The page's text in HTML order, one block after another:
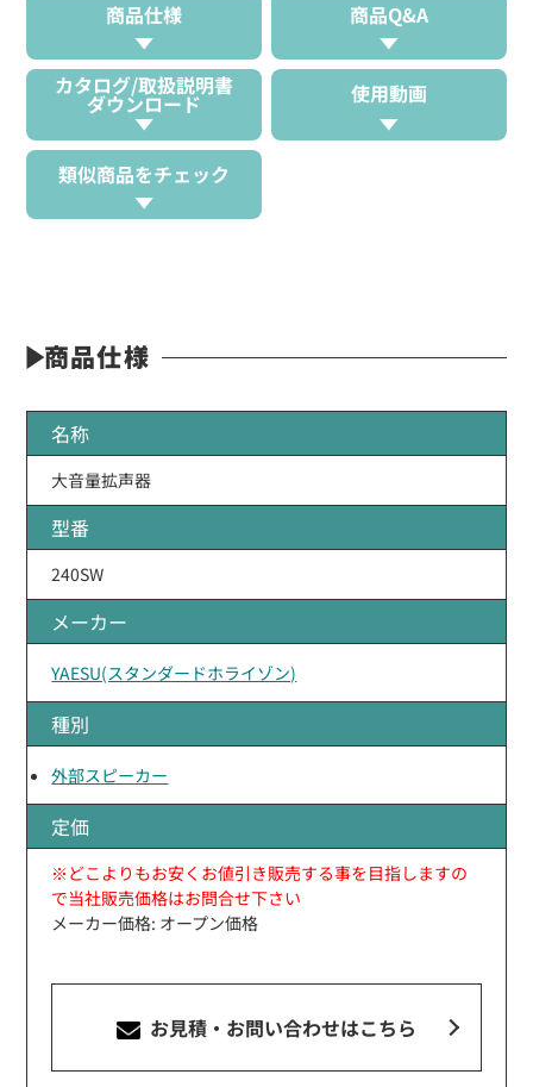
商品仕様 商品Q&A
カタログ/取扱説明書
ダウンロード 使用動画
類似商品をチェック
商品仕様
名称
大音量拡声器
型番
240SW
メーカー
YAESU(スタンダードホライゾン)
種別
外部スピーカー
定価
※どこよりもお安くお値引き販売する事を目指しますの
で当社販売価格はお問合せ下さい
メーカー価格: オープン価格
お見積・お問い合わせはこちら